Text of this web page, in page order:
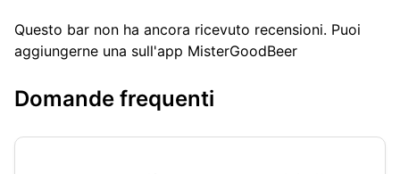
Questo bar non ha ancora ricevuto recensioni. Puoi
aggiungerne una sull'app MisterGoodBeer
Domande frequenti